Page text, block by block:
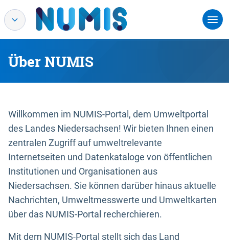
Über NUMIS
Willkommen im NUMIS-Portal, dem Umweltportal
des Landes Niedersachsen! Wir bieten Ihnen einen
zentralen Zugriff auf umweltrelevante
Internetseiten und Datenkataloge von öffentlichen
Institutionen und Organisationen aus
Niedersachsen. Sie können darüber hinaus aktuelle
Nachrichten, Umweltmesswerte und Umweltkarten
über das NUMIS-Portal recherchieren.
Mit dem NUMIS-Portal stellt sich das Land